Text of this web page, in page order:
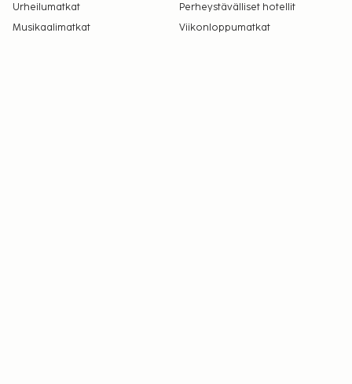
Urheilumatkat
Perheystävälliset hotellit
Musikaalimatkat
Viikonloppumatkat